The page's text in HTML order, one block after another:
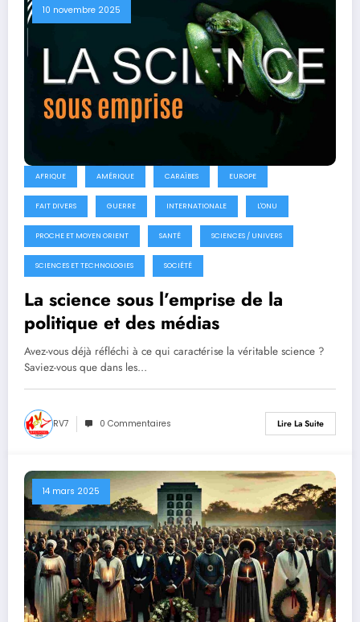
10 novembre 2025
AFRIQUE AMÉRIQUE CARAÏBES EUROPE
FAIT DIVERS GUERRE INTERNATIONALE L'ONU
PROCHE ET MOYEN ORIENT SANTÉ SCIENCES / UNIVERS
SCIENCES ET TECHNOLOGIES SOCIÉTÉ
La science sous l’emprise de la
politique et des médias
Avez-vous déjà réfléchi à ce qui caractérise la véritable science ?
Saviez-vous que dans les…
RV7 0 Commentaires Lire La Suite
14 mars 2025